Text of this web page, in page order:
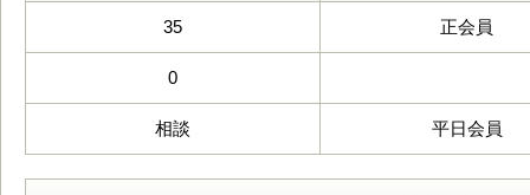
35 正会員
0
相談 平日会員